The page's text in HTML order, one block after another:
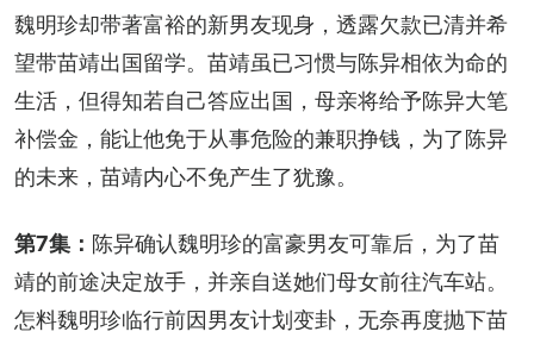
魏明珍却带著富裕的新男友现身，透露欠款已清并希
望带苗靖出国留学。苗靖虽已习惯与陈异相依为命的
生活，但得知若自己答应出国，母亲将给予陈异大笔
补偿金，能让他免于从事危险的兼职挣钱，为了陈异
的未来，苗靖内心不免产生了犹豫。
第7集： 陈异确认魏明珍的富豪男友可靠后，为了苗
靖的前途决定放手，并亲自送她们母女前往汽车站。
怎料魏明珍临行前因男友计划变卦，无奈再度抛下苗